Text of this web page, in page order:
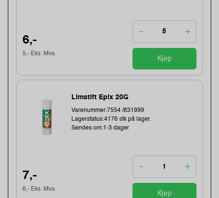
6,-
5,- Eks. Mva.
Kjøp
Limstift Epix 20G
Varenummer:7554 /831999
Lagerstatus:4176 stk på lager.
Sendes om:1-3 dager
7,-
6,- Eks. Mva.
Kjøp